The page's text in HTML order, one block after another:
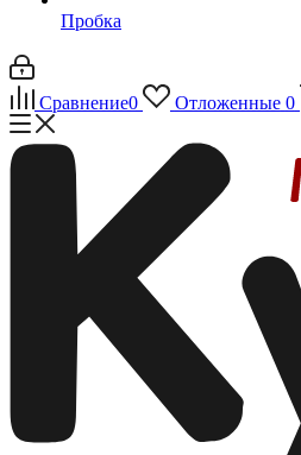
Пробка
Сравнение0 Отложенные 0